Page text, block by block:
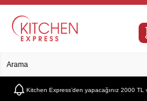
Kitchen Express’den yapacağınız 2000